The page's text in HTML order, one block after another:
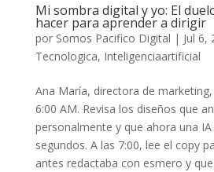
Mi sombra digital y yo: El
hacer para aprender a dirigir
por Somos Pacifico Digital | Jul 6,
Tecnologica, Inteligenciaartificial
Ana María, directora de
6:00 AM. Revisa los diseños que
personalmente y que ahora una
segundos. A las 7:00, lee el copy
antes redactaba con esmero y